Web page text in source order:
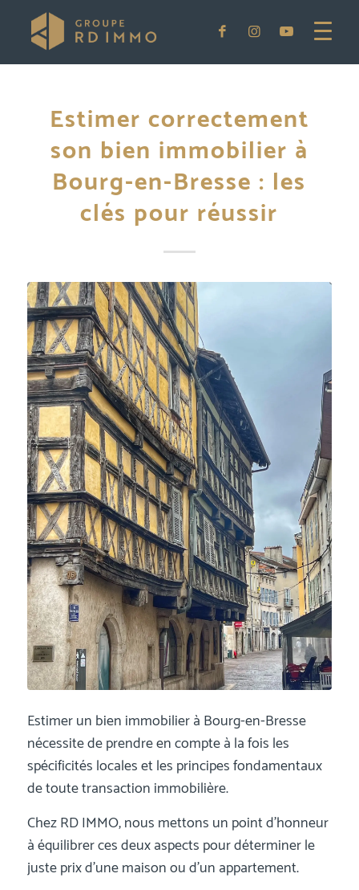
Estimer correctement
son bien immobilier à
Bourg-en-Bresse : les
clés pour réussir
Estimer un bien immobilier à Bourg-en-Bresse
nécessite de prendre en compte à la fois les
spécificités locales et les principes fondamentaux
de toute transaction immobilière.
Chez RD IMMO, nous mettons un point d’honneur
à équilibrer ces deux aspects pour déterminer le
juste prix d’une maison ou d’un appartement.